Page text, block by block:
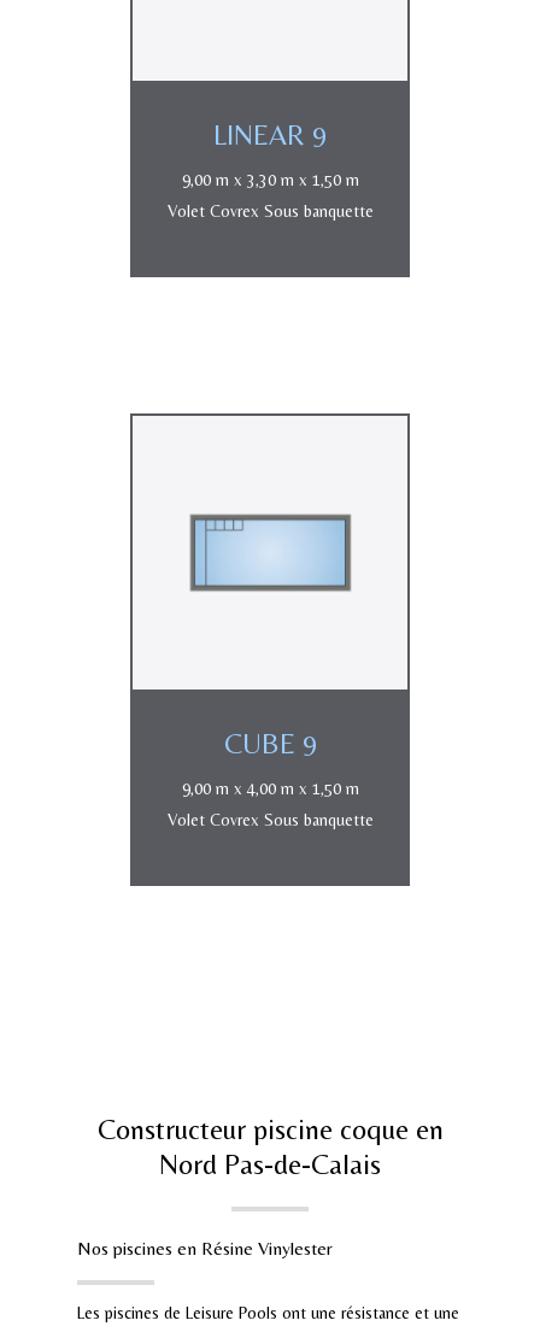
LINEAR 9
9,00 m x 3,30 m x 1,50 m
Volet Covrex Sous banquette
CUBE 9
9,00 m x 4,00 m x 1,50 m
Volet Covrex Sous banquette
Constructeur piscine coque en
Nord Pas-de-Calais
Nos piscines en Résine Vinylester
Les piscines de Leisure Pools ont une résistance et une